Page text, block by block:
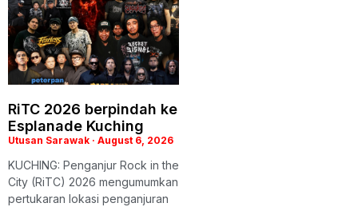
RiTC 2026 berpindah ke
Esplanade Kuching
Utusan Sarawak August 6, 2026
KUCHING: Penganjur Rock in the
City (RiTC) 2026 mengumumkan
pertukaran lokasi penganjuran